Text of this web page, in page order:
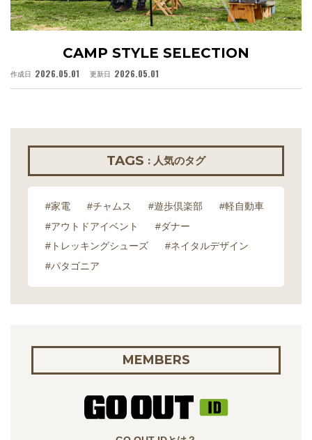
CAMP STYLE SELECTION
作成日 2026.05.01 更新日 2026.05.01
TAGS : 人気のタグ
#家電 #チャムス #遊歩倶楽部
#軽自動車
#アウトドアイベント
#ダナー
#トレッキングシューズ
#ネイタルデザイン
#パタゴニア
MEMBERS